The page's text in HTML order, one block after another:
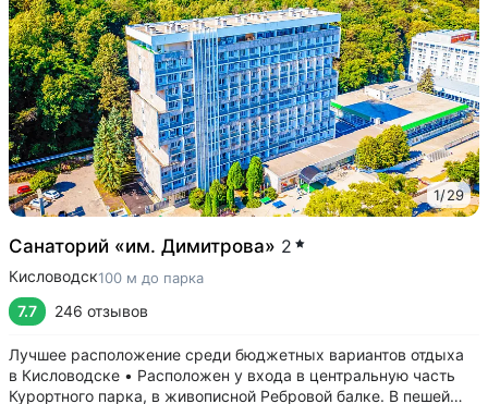
1/29
Санаторий «им. Димитрова» 2
Кисловодск100 м до парка
7.7 246 отзывов
Лучшее расположение среди бюджетных вариантов отдыха
в Кисловодске • Расположен у входа в центральную часть
Курортного парка, в живописной Ребровой балке. В пешей